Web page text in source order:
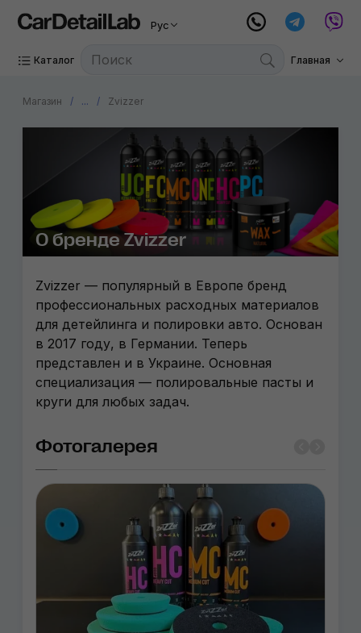
Рус
Каталог Главная
Магазин ... Zvizzer
О бренде Zvizzer
Zvizzer — популярный в Европе бренд
профессиональных расходных материалов
для детейлинга и полировки авто. Основан
в 2017 году, в Германии. Теперь
представлен и в Украине. Основная
специализация — полировальные пасты и
круги для любых задач.
Фотогалерея